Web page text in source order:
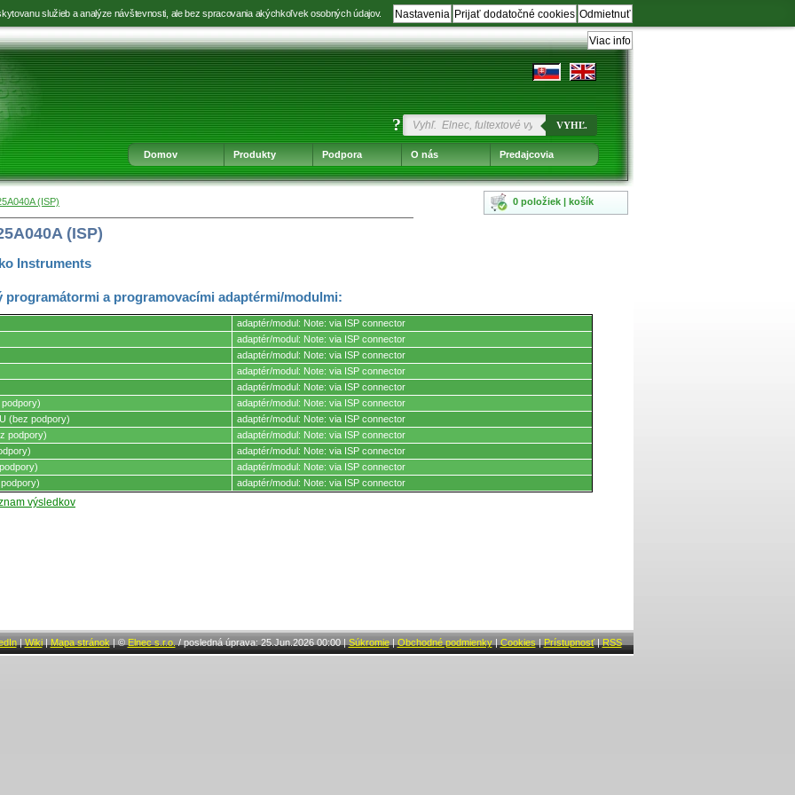
služieb a analýze návštevnosti, ale bez spracovania akýchkoľvek osobných údajov. Odmietnuť
Prijať dodatočné cookies
Nastavenia
Viac info
na
výber
jazyka
na
hlavnú
navigáciu
na
obsah
na
navigáciu
v
päte
? VYHĽ.
Domov Produkty Podpora O nás Predajcovia
0 položiek | košík
(ISP)
(ISP)
Instruments
programátormi a programovacími adaptérmi/modulmi:
adaptér/modul: Note: via ISP connector
adaptér/modul: Note: via ISP connector
adaptér/modul: Note: via ISP connector
adaptér/modul: Note: via ISP connector
adaptér/modul: Note: via ISP connector
adaptér/modul: Note: via ISP connector
(bez podpory)
adaptér/modul: Note: via ISP connector
podpory)
adaptér/modul: Note: via ISP connector
adaptér/modul: Note: via ISP connector
adaptér/modul: Note: via ISP connector
adaptér/modul: Note: via ISP connector
výsledkov
| Wiki| Mapa stránok | © Elnec s.r.o. / posledná úprava: 25.Jun.2026 00:00| Súkromie| Obchodné podmienky| Cookies | Prístupnosť| RSS